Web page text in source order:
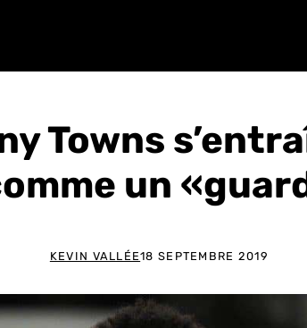
Towns
un
KEVIN VALLÉE18 SEPTEMBRE 2019